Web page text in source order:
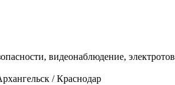
видеонаблюдение,
/ Краснодар